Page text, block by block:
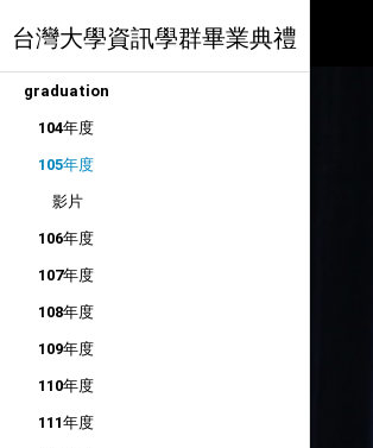
台灣大學資訊學群畢業典禮
graduation
104年度
105年度
影片
106年度
107年度
108年度
109年度
110年度
111年度